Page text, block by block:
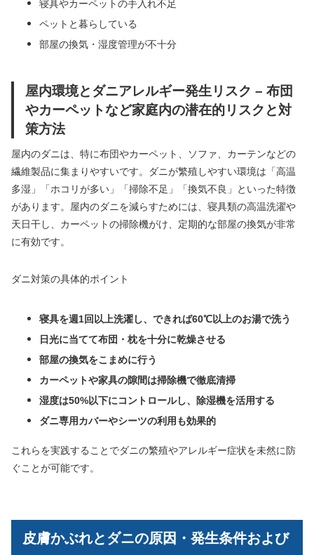
寝具やカーペットの手入れ不足
ペットと暮らしている
部屋の換気・湿度管理が不十分
屋内環境とダニアレルギー発生リスク – 布団
やカーペットなど家庭内の潜在的リスクと対
策方法
屋内のダニは、特に布団やカーペット、ソファ、カーテンなどの
繊維製品に集まりやすいです。ダニが繁殖しやすい環境は「高温
多湿」「ホコリが多い」「掃除不足」「換気不良」といった特徴
があります。屋内のダニを減らすためには、寝具類の高温洗濯や
天日干し、カーペットの掃除機がけ、定期的な部屋の換気が非常
に有効です。
ダニ対策の具体的ポイント
寝具を週1回以上洗濯し、できれば60℃以上のお湯で洗う
日光に当てて布団・枕を十分に乾燥させる
部屋の換気をこまめに行う
カーペットや家具の隙間は掃除機で徹底清掃
湿度は50%以下にコントロールし、除湿機を活用する
ダニ専用カバーやシーツの利用も効果的
これらを実践することでダニの繁殖やアレルギー症状を未然に防
ぐことが可能です。
皮膚かぶれとダニの原因・発生条件および